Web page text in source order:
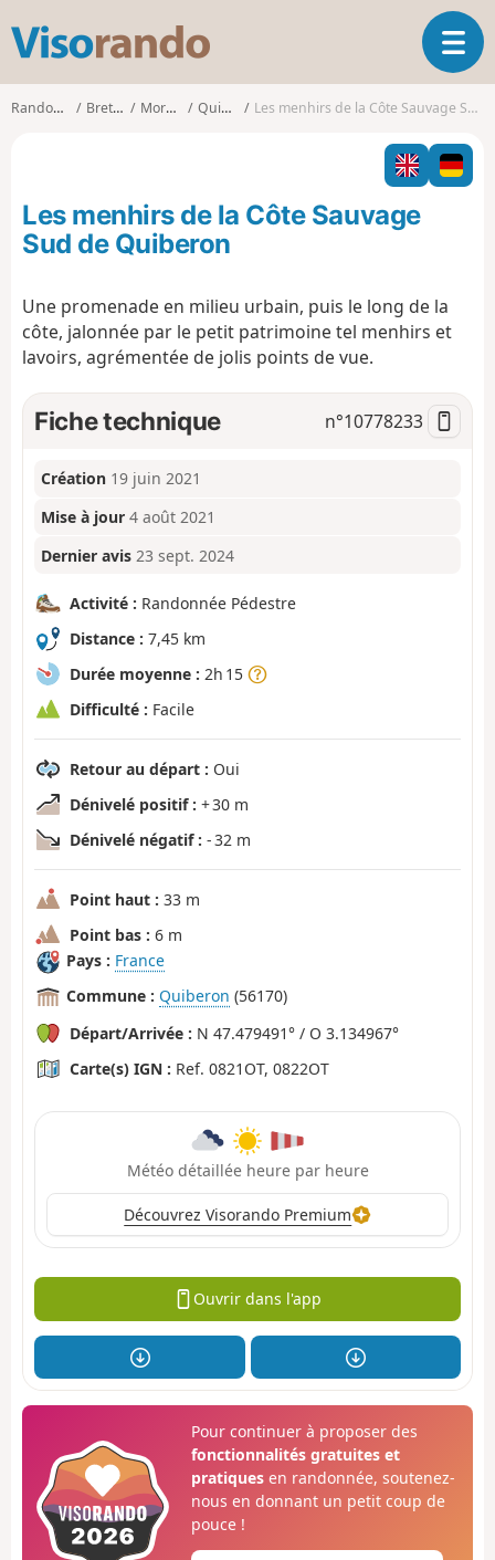
s
o
o
O
u
i
r
l
i
Randonnées Bretagne Morbihan Quiberon Les menhirs de la Côte Sauvage Sud de Quiberon
Les menhirs de la Côte Sauvage
Sud de Quiberon
Une promenade en milieu urbain, puis le long de la
côte, jalonnée par le petit patrimoine tel menhirs et
lavoirs, agrémentée de jolis points de vue.
Fiche technique n°10778233
Création 19 juin 2021
Mise à jour 4 août 2021
Dernier avis 23 sept. 2024
Activité : Randonnée Pédestre
Distance : 7,45 km
Durée moyenne : 2h 15
Difficulté : Facile
Retour au départ : Oui
Dénivelé positif : + 30 m
Dénivelé négatif : - 32 m
Point haut : 33 m
Point bas : 6 m
Pays : France
Commune : Quiberon (56170)
Départ/Arrivée : N 47.479491° / O 3.134967°
Carte(s) IGN : Ref. 0821OT, 0822OT
Météo détaillée heure par heure
Découvrez Visorando Premium
Ouvrir dans l'app
Pour continuer à proposer des
fonctionnalités gratuites et
pratiquesen randonnée, soutenez-
nous en donnant un petit coup de
pouce !